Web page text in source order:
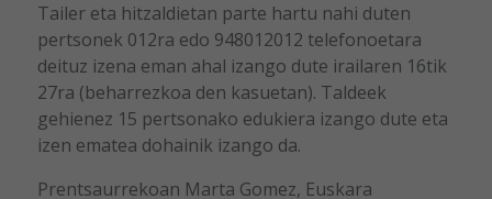
Tailer eta hitzaldietan parte hartu nahi duten
pertsonek 012ra edo 948012012 telefonoetara
deituz izena eman ahal izango dute irailaren 16tik
27ra (beharrezkoa den kasuetan). Taldeek
gehienez 15 pertsonako edukiera izango dute eta
izen ematea dohainik izango da.
Prentsaurrekoan Marta Gomez, Euskara